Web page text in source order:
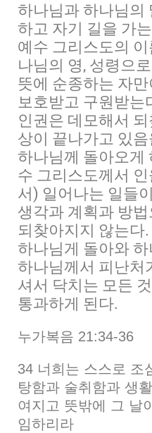
하나님과 하나님의
하고 자기 길을 가
예수 그리스도의
나님의 영, 성령으
뜻에 순종하는 자
보호받고 구원받는
인권은 데모해서
상이 끝나가고 있
하나님께 돌아오게
수 그리스도께서
서) 일어나는 일들
생각과 계획과 방
되찾아지지 않는다
하나님게 돌아와
하나님께서 피난처
셔서 닥치는 모든
통과하게 된다.
누가복음 21:34-36
34 너희는 스스로 조
탕함과 술취함과 생
여지고 뜻밖에 그 날
임하리라